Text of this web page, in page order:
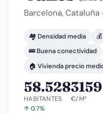
Barcelona, Cataluña
🏘️ Densidad media
🚌 Buena conectividad
🏠 Vivienda precio
58.528
HABITANTES
↑ 0.7%
€/M²